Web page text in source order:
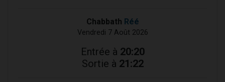
Chabbath Réé
Vendredi 7 Août 2026
Entrée à 20:20
Sortie à 21:22